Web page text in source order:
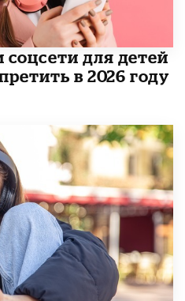
для детей
в 2026 году